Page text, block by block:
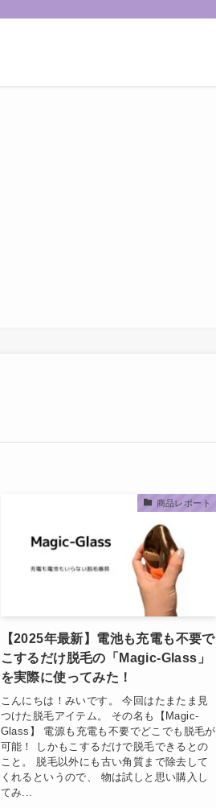
商品レポート
【2025年最新】電池も充電も不要で
こするだけ脱毛の「Magic-Glass」
を実際に使ってみた！
こんにちは！みいです。 今回はたまたま見
つけた脱毛アイテム。 その名も【Magic-
Glass】 電源も充電も不要でどこでも脱毛が
可能！ しかもこするだけで脱毛できるとの
こと。 脱毛以外にも古い角質まで除去して
くれるというので、 物は試しと思い購入し
てみ...